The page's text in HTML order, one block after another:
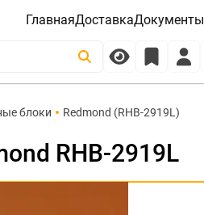
ГлавнаяДоставкаДокументы
блоки Redmond (RHB-2919L)
RHB-2919L